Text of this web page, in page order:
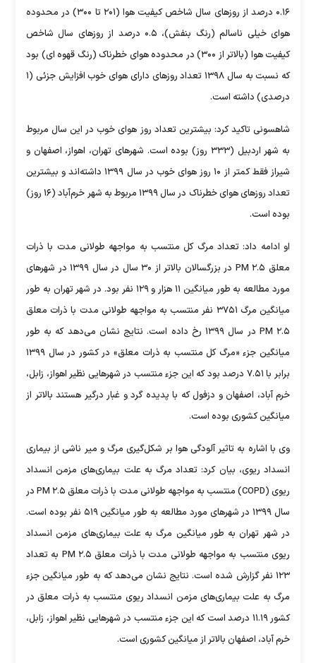
۰.۱۶ درصد از روز‌های سال شاخص کیفیت هوا (۲۰۱ تا ۳۰۰) در محدوده
هوای خیلی ناسالم (رنگ بنفش)، ۰.۵ درصد از روز‌های سال شاخص
کیفیت هوا (بالاتر از ۳۰۰) در محدوده هوای خطرناک (رنگ قهوه ای) بود
که نسبت به سال ۱۳۹۸ تعداد روز‌های دارای هوای خوب افزایش جزئی (۱
درصدی) داشته است.
شاهسونی تاکید کرد: بیشترین تعداد روز هوای خوب در این سال مربوط
به شهر اردبیل (۳۳۳ روز) بوده است. شهر‌های تهران، اهواز، اصفهان و
شیراز فقط کمتر از ۱۰ روز هوای خوب در سال ۱۳۹۹ داشته‌اند و بیشترین
تعداد روز‌های هوای خطرناک در سال ۱۳۹۹ مربوط به شهر خرم‌آباد (۱۶ روز)
بوده است.
او ادامه داد: تعداد مرگ کل منتسب به مواجهه طولانی مدت با ذرات
معلق PM ۲.۵ در بزرگسالان بالاتر از ۳۰ سال در سال ۱۳۹۹ در شهر‌های
مورد مطالعه به طور میانگین ۱۱ هزار و ۱۲۹ نفر بود. در شهر تهران به طور
میانگین مرگ ۳۷۵۱ نفر منتسب به مواجهه طولانی مدت با ذرات معلق
PM ۲.۵ در سال ۱۳۹۹ رخ داده است. نتایج نشان می‌دهد که به طور
میانگین جزء «مرگ کل منتسب به ذرات معلق» در کشور در سال ۱۳۹۹
برابر با ۷.۵۱ درصد بود که این جزء منتسب در شهر‌هایی نظیر اهواز، زابل،
خرم آباد، اصفهان و دزفول که با پدیده گرد و غبار درگیر هستند بالاتر از
میانگین کشوری بوده است.
وی با اشاره به تاثیر آلودگی هوا بر شکل‌گیری مرگ و میر ناشی از بیماری
انسداد ریوی، بیان کرد: تعداد مرگ به علت بیماری‌های مزمن انسداد
ریوی (COPD) منتسب به مواجهه طولانی مدت با ذرات معلق PM ۲.۵ در
سال ۱۳۹۹ در شهر‌های مورد مطالعه به طور میانگین ۵۱۹ نفر بوده است.
در شهر تهران به طور میانگین مرگ به علت بیماری‌های مزمن انسداد
ریوی منتسب به مواجهه طولانی مدت با ذرات معلق PM ۲.۵ به تعداد
۱۲۳ نفر گزارش شده است. نتایج نشان می‌دهد که به طور میانگین جزء
مرگ به علت بیماری‌های مزمن انسداد ریوی منتسب به ذرات معلق در
کشور ۱۱.۱۹ درصد است که این جزء منتسب در شهر‌هایی نظیر اهواز، زابل،
خرم آباد، اصفهان بالاتر از میانگین کشوری است.